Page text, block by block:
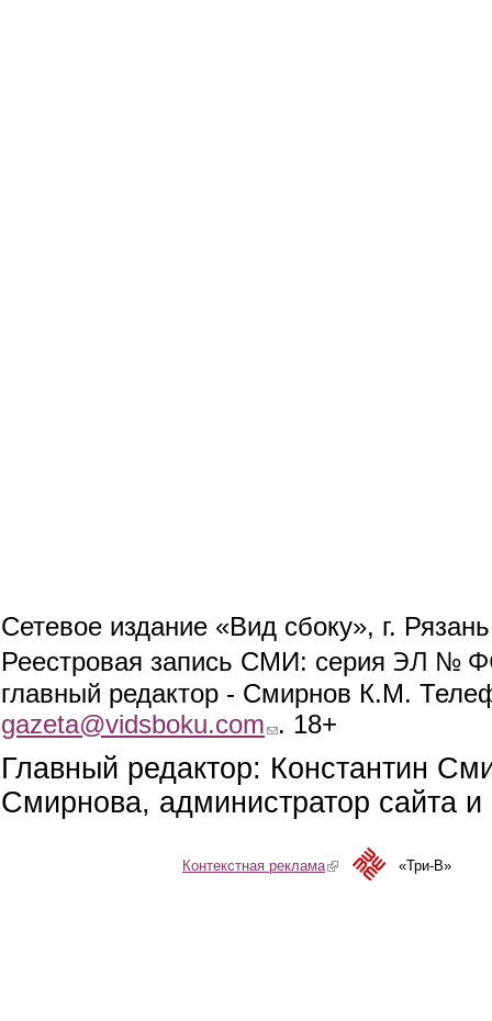
Сетевое издание «Вид сбоку», г.
Реестровая запись СМИ: серия ЭЛ №
главный редактор - Смирнов К.М.
gazeta@vidsboku.com (link sends e-mail)
. 18+
Главный редактор: Константин
Смирнова, администратор сайта
Контекстная реклама(link is external)«Три-В»